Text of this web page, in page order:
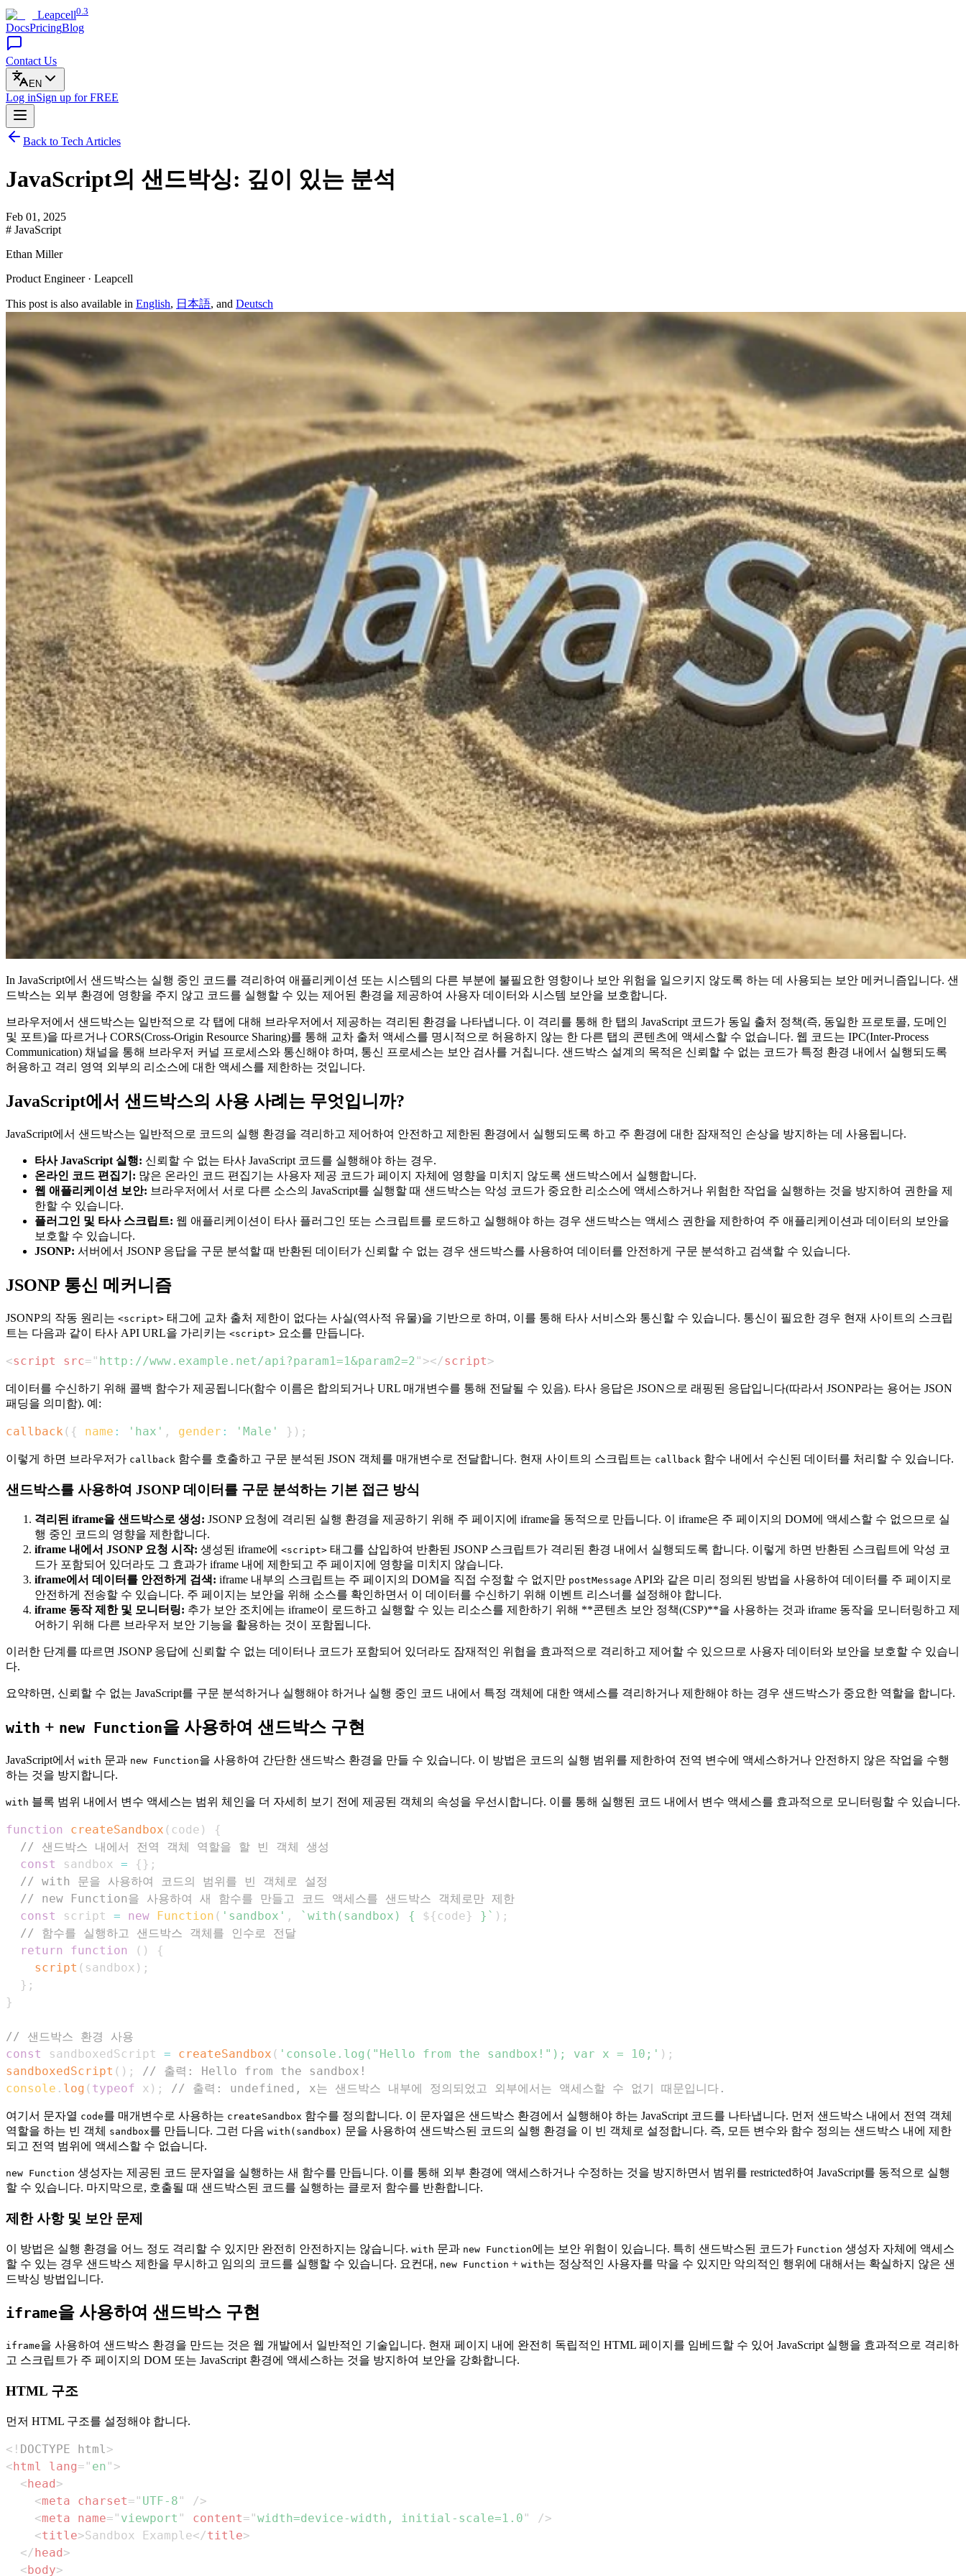
Leapcell0.3
DocsPricingBlog
Contact Us
EN
Log inSign up for FREE
Back to Tech Articles
JavaScript의 샌드박싱: 깊이 있는 분석
Feb 01, 2025
# JavaScript
Ethan Miller
Product Engineer · Leapcell
This post is also available in English, 日本語, and Deutsch
In JavaScript에서 샌드박스는 실행 중인 코드를 격리하여 애플리케이션 또는 시스템의 다른 부분에 불필요한 영향이나 보안 위험을 일으키지 않도록 하는 데 사용되는 보안 메커니즘입니다. 샌
드박스는 외부 환경에 영향을 주지 않고 코드를 실행할 수 있는 제어된 환경을 제공하여 사용자 데이터와 시스템 보안을 보호합니다.
브라우저에서 샌드박스는 일반적으로 각 탭에 대해 브라우저에서 제공하는 격리된 환경을 나타냅니다. 이 격리를 통해 한 탭의 JavaScript 코드가 동일 출처 정책(즉, 동일한 프로토콜, 도메인
및 포트)을 따르거나 CORS(Cross-Origin Resource Sharing)를 통해 교차 출처 액세스를 명시적으로 허용하지 않는 한 다른 탭의 콘텐츠에 액세스할 수 없습니다. 웹 코드는 IPC(Inter-Process
Communication) 채널을 통해 브라우저 커널 프로세스와 통신해야 하며, 통신 프로세스는 보안 검사를 거칩니다. 샌드박스 설계의 목적은 신뢰할 수 없는 코드가 특정 환경 내에서 실행되도록
허용하고 격리 영역 외부의 리소스에 대한 액세스를 제한하는 것입니다.
JavaScript에서 샌드박스의 사용 사례는 무엇입니까?
JavaScript에서 샌드박스는 일반적으로 코드의 실행 환경을 격리하고 제어하여 안전하고 제한된 환경에서 실행되도록 하고 주 환경에 대한 잠재적인 손상을 방지하는 데 사용됩니다.
타사 JavaScript 실행: 신뢰할 수 없는 타사 JavaScript 코드를 실행해야 하는 경우.
온라인 코드 편집기: 많은 온라인 코드 편집기는 사용자 제공 코드가 페이지 자체에 영향을 미치지 않도록 샌드박스에서 실행합니다.
웹 애플리케이션 보안: 브라우저에서 서로 다른 소스의 JavaScript를 실행할 때 샌드박스는 악성 코드가 중요한 리소스에 액세스하거나 위험한 작업을 실행하는 것을 방지하여 권한을 제
한할 수 있습니다.
플러그인 및 타사 스크립트: 웹 애플리케이션이 타사 플러그인 또는 스크립트를 로드하고 실행해야 하는 경우 샌드박스는 액세스 권한을 제한하여 주 애플리케이션과 데이터의 보안을
보호할 수 있습니다.
JSONP: 서버에서 JSONP 응답을 구문 분석할 때 반환된 데이터가 신뢰할 수 없는 경우 샌드박스를 사용하여 데이터를 안전하게 구문 분석하고 검색할 수 있습니다.
JSONP 통신 메커니즘
JSONP의 작동 원리는 <script> 태그에 교차 출처 제한이 없다는 사실(역사적 유물)을 기반으로 하며, 이를 통해 타사 서비스와 통신할 수 있습니다. 통신이 필요한 경우 현재 사이트의 스크립
트는 다음과 같이 타사 API URL을 가리키는 <script> 요소를 만듭니다.
<script src= " http://www.example.net/api?param1=1&param2=2 " ></script>
데이터를 수신하기 위해 콜백 함수가 제공됩니다(함수 이름은 합의되거나 URL 매개변수를 통해 전달될 수 있음). 타사 응답은 JSON으로 래핑된 응답입니다(따라서 JSONP라는 용어는 JSON
패딩을 의미함). 예:
callback ( { name : 'hax' , gender : 'Male' } ) ;
이렇게 하면 브라우저가 callback 함수를 호출하고 구문 분석된 JSON 객체를 매개변수로 전달합니다. 현재 사이트의 스크립트는 callback 함수 내에서 수신된 데이터를 처리할 수 있습니다.
샌드박스를 사용하여 JSONP 데이터를 구문 분석하는 기본 접근 방식
격리된 iframe을 샌드박스로 생성: JSONP 요청에 격리된 실행 환경을 제공하기 위해 주 페이지에 iframe을 동적으로 만듭니다. 이 iframe은 주 페이지의 DOM에 액세스할 수 없으므로 실
행 중인 코드의 영향을 제한합니다.
iframe 내에서 JSONP 요청 시작: 생성된 iframe에 <script> 태그를 삽입하여 반환된 JSONP 스크립트가 격리된 환경 내에서 실행되도록 합니다. 이렇게 하면 반환된 스크립트에 악성 코
드가 포함되어 있더라도 그 효과가 iframe 내에 제한되고 주 페이지에 영향을 미치지 않습니다.
iframe에서 데이터를 안전하게 검색: iframe 내부의 스크립트는 주 페이지의 DOM을 직접 수정할 수 없지만 postMessage API와 같은 미리 정의된 방법을 사용하여 데이터를 주 페이지로
안전하게 전송할 수 있습니다. 주 페이지는 보안을 위해 소스를 확인하면서 이 데이터를 수신하기 위해 이벤트 리스너를 설정해야 합니다.
iframe 동작 제한 및 모니터링: 추가 보안 조치에는 iframe이 로드하고 실행할 수 있는 리소스를 제한하기 위해 **콘텐츠 보안 정책(CSP)**을 사용하는 것과 iframe 동작을 모니터링하고 제
어하기 위해 다른 브라우저 보안 기능을 활용하는 것이 포함됩니다.
이러한 단계를 따르면 JSONP 응답에 신뢰할 수 없는 데이터나 코드가 포함되어 있더라도 잠재적인 위협을 효과적으로 격리하고 제어할 수 있으므로 사용자 데이터와 보안을 보호할 수 있습니
다.
요약하면, 신뢰할 수 없는 JavaScript를 구문 분석하거나 실행해야 하거나 실행 중인 코드 내에서 특정 객체에 대한 액세스를 격리하거나 제한해야 하는 경우 샌드박스가 중요한 역할을 합니다.
with + new Function을 사용하여 샌드박스 구현
JavaScript에서 with 문과 new Function을 사용하여 간단한 샌드박스 환경을 만들 수 있습니다. 이 방법은 코드의 실행 범위를 제한하여 전역 변수에 액세스하거나 안전하지 않은 작업을 수행
하는 것을 방지합니다.
with 블록 범위 내에서 변수 액세스는 범위 체인을 더 자세히 보기 전에 제공된 객체의 속성을 우선시합니다. 이를 통해 실행된 코드 내에서 변수 액세스를 효과적으로 모니터링할 수 있습니다.
function createSandbox ( code )
{
// 샌드박스 내에서 전역 객체 역할을 할 빈 객체 생성
const
sandbox = { } ;
// with 문을 사용하여 코드의 범위를 빈 객체로 설정
// new Function을 사용하여 새 함수를 만들고 코드 액세스를 샌드박스 객체로만 제한
const
script = new Function ( 'sandbox' , ` with(sandbox) { ${ code} } ` ) ;
// 함수를 실행하고 샌드박스 객체를 인수로 전달
return
function ( )
{
script ( sandbox ) ;
} ;
}
// 샌드박스 환경 사용
const
sandboxedScript = createSandbox ( 'console.log("Hello from the sandbox!"); var x = 10;' ) ;
sandboxedScript ( ) ;
// 출력: Hello from the sandbox!
console . log ( typeof x ) ; // 출력: undefined, x는 샌드박스 내부에 정의되었고 외부에서는 액세스할 수 없기 때문입니다.
여기서 문자열 code를 매개변수로 사용하는 createSandbox 함수를 정의합니다. 이 문자열은 샌드박스 환경에서 실행해야 하는 JavaScript 코드를 나타냅니다. 먼저 샌드박스 내에서 전역 객체
역할을 하는 빈 객체
sandbox를 만듭니다. 그런 다음 with(sandbox) 문을 사용하여 샌드박스된 코드의 실행 환경을 이 빈 객체로 설정합니다. 즉, 모든 변수와 함수 정의는 샌드박스 내에 제한
되고 전역 범위에 액세스할 수 없습니다.
new Function 생성자는 제공된 코드 문자열을 실행하는 새 함수를 만듭니다. 이를 통해 외부 환경에 액세스하거나 수정하는 것을 방지하면서 범위를 restricted하여 JavaScript를 동적으로 실행
할 수 있습니다. 마지막으로, 호출될 때 샌드박스된 코드를 실행하는 클로저 함수를 반환합니다.
제한 사항 및 보안 문제
이 방법은 실행 환경을 어느 정도 격리할 수 있지만 완전히 안전하지는 않습니다. with 문과 new Function에는 보안 위험이 있습니다. 특히 샌드박스된 코드가 Function 생성자 자체에 액세스
할 수 있는 경우 샌드박스 제한을 무시하고 임의의 코드를 실행할 수 있습니다. 요컨대, new Function + with는 정상적인 사용자를 막을 수 있지만 악의적인 행위에 대해서는 확실하지 않은 샌
드박싱 방법입니다.
iframe을 사용하여 샌드박스 구현
iframe을 사용하여 샌드박스 환경을 만드는 것은 웹 개발에서 일반적인 기술입니다. 현재 페이지 내에 완전히 독립적인 HTML 페이지를 임베드할 수 있어 JavaScript 실행을 효과적으로 격리하
고 스크립트가 주 페이지의 DOM 또는 JavaScript 환경에 액세스하는 것을 방지하여 보안을 강화합니다.
HTML 구조
먼저 HTML 구조를 설정해야 합니다.
<! DOCTYPE html >
<html lang= " en " >
<head>
<meta charset= " UTF-8 "
/>
<meta name= " viewport " content= "width=device-width, initial-scale=1.0 "
/>
<title>Sandbox Example</title>
</head>
<body>